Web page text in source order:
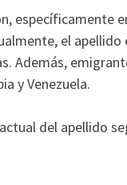
específicamente
el
Además,
y Venezuela.
del apellido